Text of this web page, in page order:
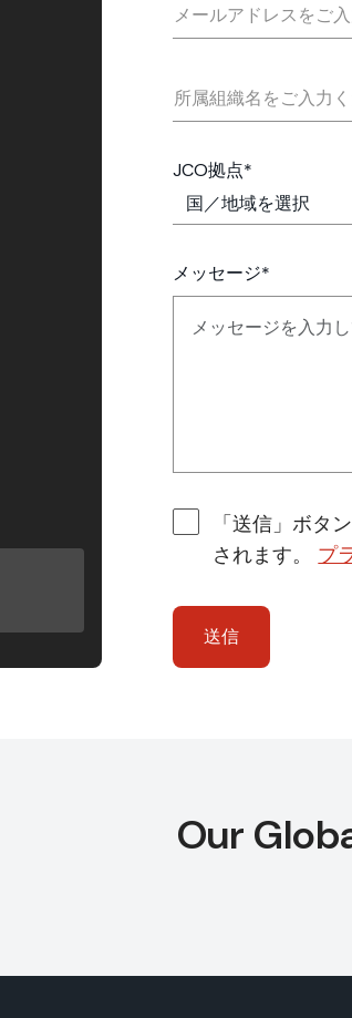
メールアドレスをご
所属組織名をご入力
JCO拠点*
メッセージ*
「送信」ボタ
されます。 プ
Our